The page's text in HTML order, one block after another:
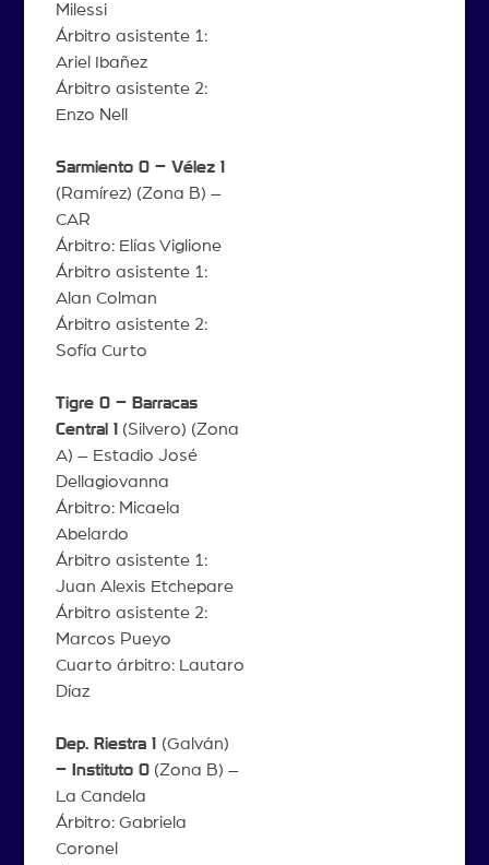
Milessi
Árbitro asistente 1:
Ariel Ibañez
Árbitro asistente 2:
Enzo Nell
Sarmiento 0 – Vélez 1
(Ramírez) (Zona B) –
CAR
Árbitro: Elías Viglione
Árbitro asistente 1:
Alan Colman
Árbitro asistente 2:
Sofía Curto
Tigre 0 – Barracas
Central 1 (Silvero) (Zona
A) – Estadio José
Dellagiovanna
Árbitro: Micaela
Abelardo
Árbitro asistente 1:
Juan Alexis Etchepare
Árbitro asistente 2:
Marcos Pueyo
Cuarto árbitro: Lautaro
Díaz
Dep. Riestra 1 (Galván)
– Instituto 0(Zona B) –
La Candela
Árbitro: Gabriela
Coronel